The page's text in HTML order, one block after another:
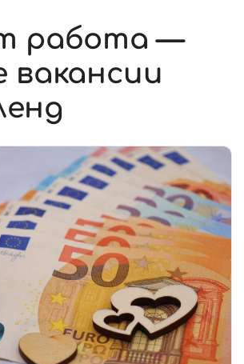
работа —
вакансии